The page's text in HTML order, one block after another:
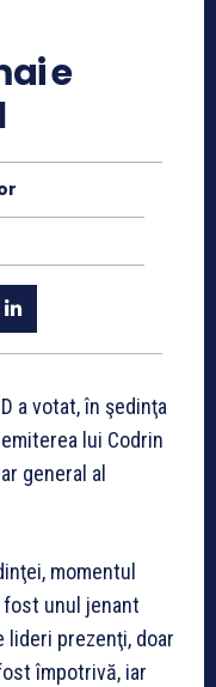
e
a votat, în şedinţa
lui Codrin
general al
momentul
unul jenant
lideri prezenţi, doar
împotrivă, iar